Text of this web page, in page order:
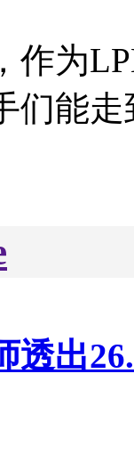
作为
们能
透出